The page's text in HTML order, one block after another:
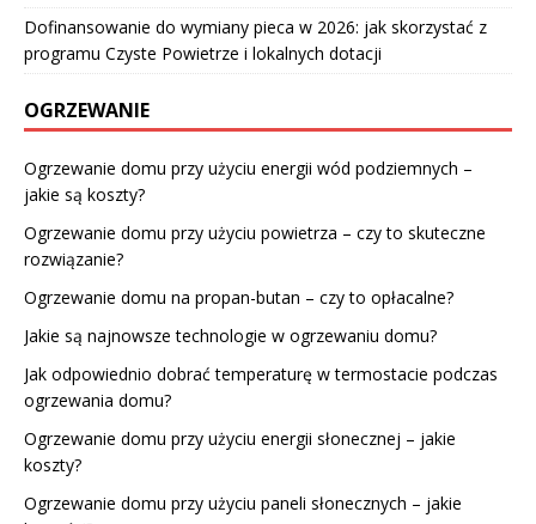
Dofinansowanie do wymiany pieca w 2026: jak skorzystać z
programu Czyste Powietrze i lokalnych dotacji
OGRZEWANIE
Ogrzewanie domu przy użyciu energii wód podziemnych –
jakie są koszty?
Ogrzewanie domu przy użyciu powietrza – czy to skuteczne
rozwiązanie?
Ogrzewanie domu na propan-butan – czy to opłacalne?
Jakie są najnowsze technologie w ogrzewaniu domu?
Jak odpowiednio dobrać temperaturę w termostacie podczas
ogrzewania domu?
Ogrzewanie domu przy użyciu energii słonecznej – jakie
koszty?
Ogrzewanie domu przy użyciu paneli słonecznych – jakie